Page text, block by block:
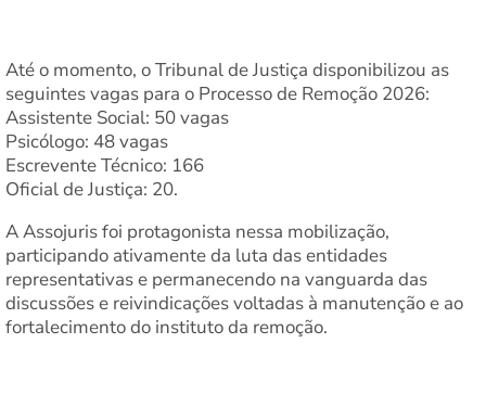
Até o momento, o Tribunal de Justiça disponibilizou as
seguintes vagas para o Processo de Remoção 2026:
Assistente Social: 50 vagas
Psicólogo: 48 vagas
Escrevente Técnico: 166
Oficial de Justiça: 20.
A Assojuris foi protagonista nessa mobilização,
participando ativamente da luta das entidades
representativas e permanecendo na vanguarda das
discussões e reivindicações voltadas à manutenção e ao
fortalecimento do instituto da remoção.